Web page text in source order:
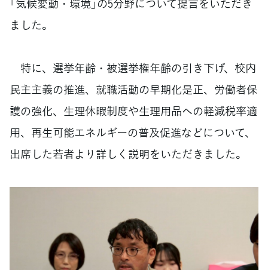
「気候変動・環境」の5分野について提言をいただき
ました。
特に、選挙年齢・被選挙権年齢の引き下げ、校内
民主主義の推進、就職活動の早期化是正、労働者保
護の強化、生理休暇制度や生理用品への軽減税率適
用、再生可能エネルギーの普及促進などについて、
出席した若者より詳しく説明をいただきました。